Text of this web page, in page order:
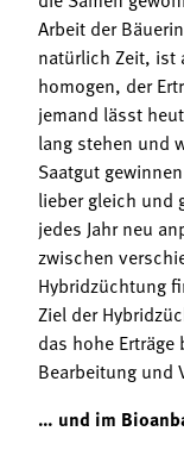
Arbeit der
natürlich Zeit, ist
homogen, der
jemand lässt
lang stehen und
Saatgut
lieber gleich und
jedes Jahr neu
zwischen
Hybridzüchtung
Ziel der
das hohe
Bearbeitung und
… und im